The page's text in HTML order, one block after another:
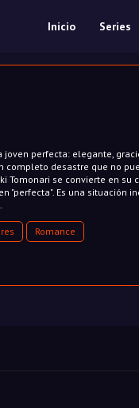
Inicio Series
joven perfecta: elegante,
completo desastre que no
Tomonari se convierte en su
"perfecta". Es una situación
Romance